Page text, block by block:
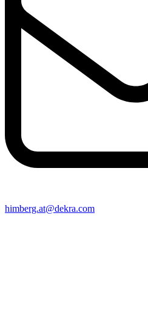
himberg​.at@​dekra.com